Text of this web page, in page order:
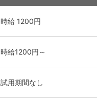
時給 1200円
時給1200円～
試用期間なし